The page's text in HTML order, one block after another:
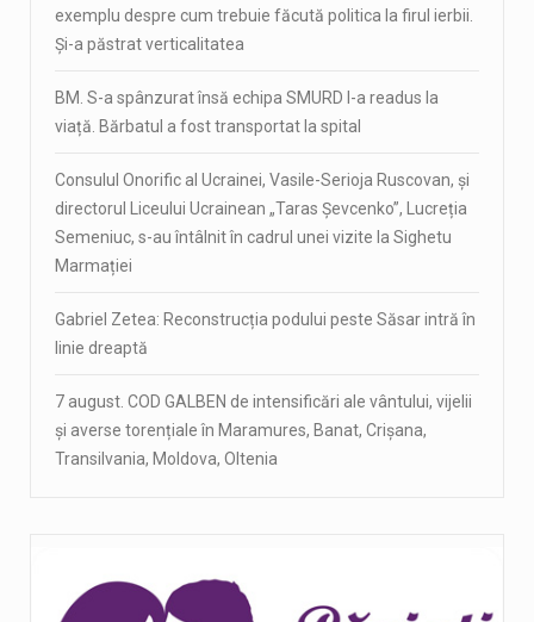
exemplu despre cum trebuie făcută politica la firul ierbii.
Și-a păstrat verticalitatea
BM. S-a spânzurat însă echipa SMURD l-a readus la
viață. Bărbatul a fost transportat la spital
Consulul Onorific al Ucrainei, Vasile-Serioja Ruscovan, și
directorul Liceului Ucrainean „Taras Șevcenko”, Lucreția
Semeniuc, s-au întâlnit în cadrul unei vizite la Sighetu
Marmației
Gabriel Zetea: Reconstrucția podului peste Săsar intră în
linie dreaptă
7 august. COD GALBEN de intensificări ale vântului, vijelii
și averse torențiale în Maramures, Banat, Crișana,
Transilvania, Moldova, Oltenia